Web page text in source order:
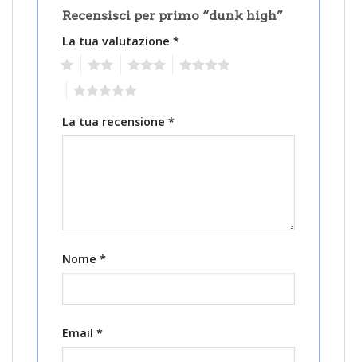
Recensisci per primo “dunk high”
La tua valutazione *
La tua recensione *
Nome *
Email *